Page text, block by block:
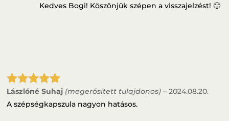
Kedves Bogi! Köszönjük szépen a visszajelzést! 🙂
Értékelés:
5 / 5
Lászlóné Suhaj (megerősített tulajdonos) – 2024.08.20.
A szépségkapszula nagyon hatásos.